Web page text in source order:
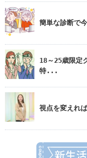
簡単な診断で
18～25歳限定
特...
視点を変えれ